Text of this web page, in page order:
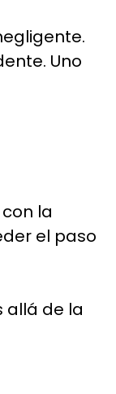
Uno
la
el paso
allá de la